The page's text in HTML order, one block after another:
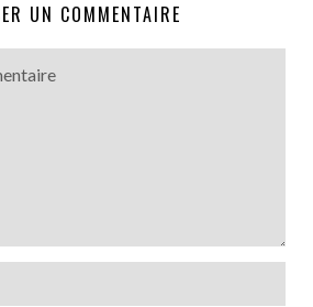
UN COMMENTAIRE